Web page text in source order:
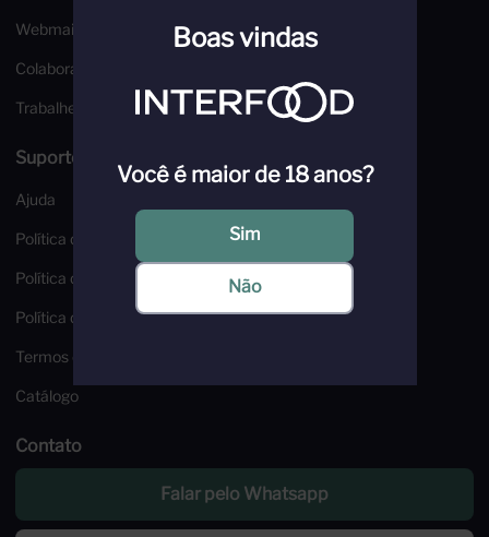
Webmail
Colaborador
Trabalhe Conosco
Suporte e Segurança
Ajuda
Política de Troca e Devoluções
Política de Frete
Política de Privacidade
Termos e Condições
Catálogo
Contato
Falar pelo Whatsapp
Boas vindas
Você é maior de 18 anos?
Sim
Não